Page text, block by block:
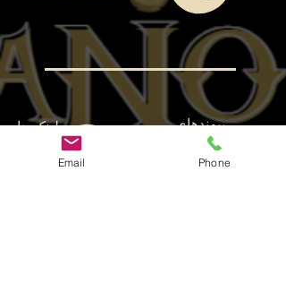
لینک های
پیوندهای
اجتماعی
صفحه رسمی فیس بوک
Email Phone